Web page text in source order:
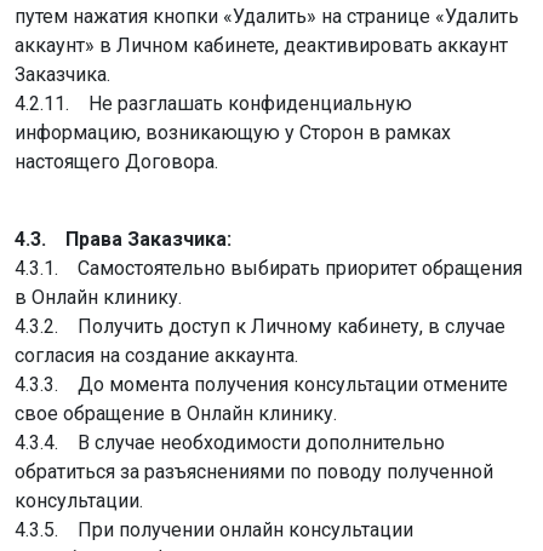
путем нажатия кнопки «Удалить» на странице «Удалить
аккаунт» в Личном кабинете, деактивировать аккаунт
Заказчика.
4.2.11. Не разглашать конфиденциальную
информацию, возникающую у Сторон в рамках
настоящего Договора.
4.3. Права Заказчика:
4.3.1. Самостоятельно выбирать приоритет обращения
в Онлайн клинику.
4.3.2. Получить доступ к Личному кабинету, в случае
согласия на создание аккаунта.
4.3.3. До момента получения консультации отмените
свое обращение в Онлайн клинику.
4.3.4. В случае необходимости дополнительно
обратиться за разъяснениями по поводу полученной
консультации.
4.3.5. При получении онлайн консультации